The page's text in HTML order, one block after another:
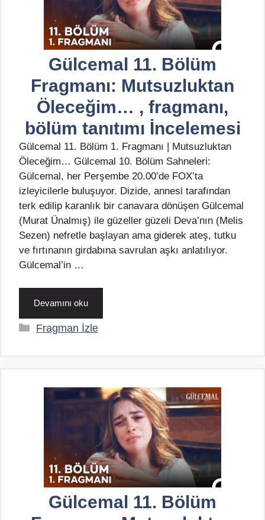
Gülcemal 11. Bölüm
Fragmanı: Mutsuzluktan
Öleceğim… , fragmanı,
bölüm tanıtımı İncelemesi
Gülcemal 11. Bölüm 1. Fragmanı | Mutsuzluktan
Öleceğim… Gülcemal 10. Bölüm Sahneleri:
Gülcemal, her Perşembe 20.00’de FOX’ta
izleyicilerle buluşuyor. Dizide, annesi tarafından
terk edilip karanlık bir canavara dönüşen Gülcemal
(Murat Ünalmış) ile güzeller güzeli Deva’nın (Melis
Sezen) nefretle başlayan ama giderek ateş, tutku
ve fırtınanın girdabına savrulan aşkı anlatılıyor.
Gülcemal’in …
Devamını oku
Kategoriler
Fragman İzle
Gülcemal 11. Bölüm